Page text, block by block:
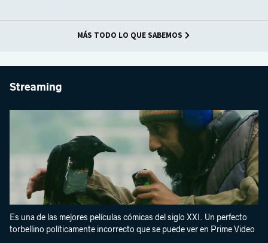
MÁS TODO LO QUE SABEMOS
Streaming
Es una de las mejores películas cómicas del siglo XXI. Un perfecto
torbellino políticamente incorrecto que se puede ver en Prime Video